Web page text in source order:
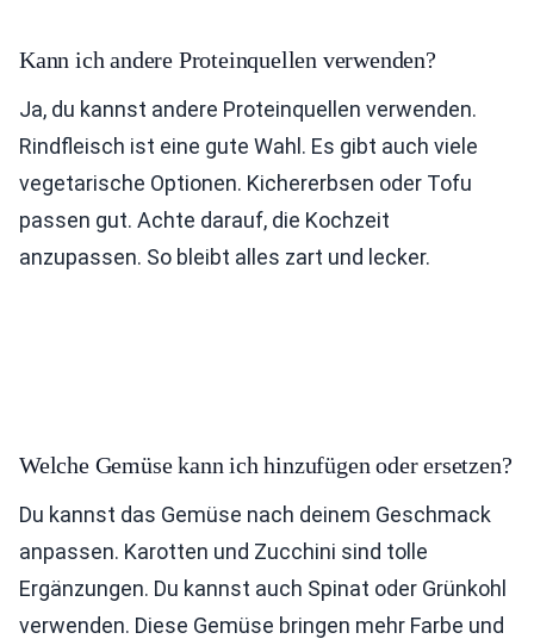
Kann ich andere Proteinquellen verwenden?
Ja, du kannst andere Proteinquellen verwenden.
Rindfleisch ist eine gute Wahl. Es gibt auch viele
vegetarische Optionen. Kichererbsen oder Tofu
passen gut. Achte darauf, die Kochzeit
anzupassen. So bleibt alles zart und lecker.
Welche Gemüse kann ich hinzufügen oder ersetzen?
Du kannst das Gemüse nach deinem Geschmack
anpassen. Karotten und Zucchini sind tolle
Ergänzungen. Du kannst auch Spinat oder Grünkohl
verwenden. Diese Gemüse bringen mehr Farbe und